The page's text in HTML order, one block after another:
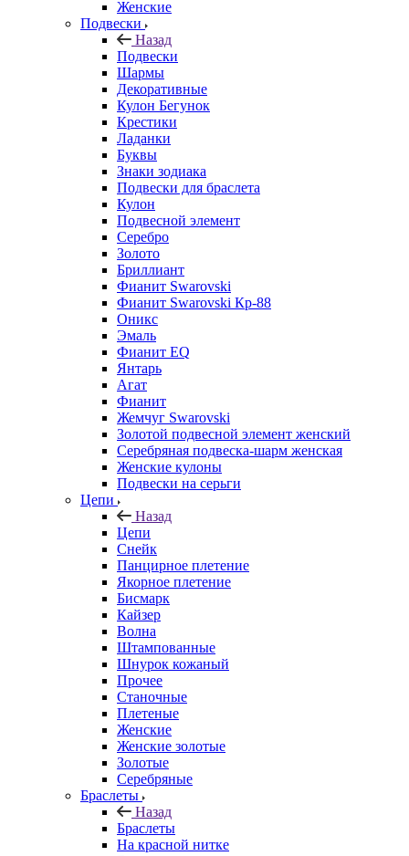
Женские
Подвески
Назад
Подвески
Шармы
Декоративные
Кулон Бегунок
Крестики
Ладанки
Буквы
Знаки зодиака
Подвески для браслета
Кулон
Подвесной элемент
Серебро
Золото
Бриллиант
Фианит Swarovski
Фианит Swarovski Кр-88
Оникс
Эмаль
Фианит EQ
Янтарь
Агат
Фианит
Жемчуг Swarovski
Золотой подвесной элемент женcкий
Серебряная подвеска-шарм женская
Женские кулоны
Подвески на серьги
Цепи
Назад
Цепи
Снейк
Панцирное плетение
Якорное плетение
Бисмарк
Кайзер
Волна
Штампованные
Шнурок кожаный
Прочее
Станочные
Плетеные
Женские
Женские золотые
Золотые
Серебряные
Браслеты
Назад
Браслеты
На красной нитке